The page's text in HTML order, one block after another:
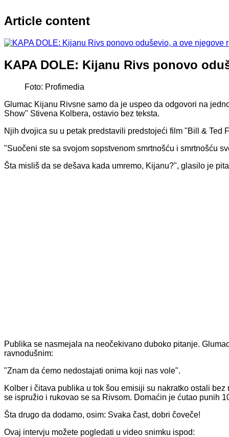
Article content
KAPA DOLE: Kijanu Rivs ponovo
Foto: Profimedia
Glumac Kijanu Rivsne samo da je uspeo da odgovori na
Show" Stivena Kolbera, ostavio bez teksta.
Njih dvojica su u petak predstavili predstojeći film "Bill & Ted
"Suočeni ste sa svojom sopstvenom smrtnošću i smrtnošću
Šta misliš da se dešava kada umremo, Kijanu?", glasilo je
Publika se nasmejala na neočekivano duboko pitanje.
ravnodušnim:
"Znam da ćemo nedostajati onima koji nas vole".
Kolber i čitava publika u tok šou emisiji su nakratko ostali
se ispružio i rukovao se sa Rivsom. Domaćin je ćutao punih
Šta drugo da dodamo, osim: Svaka čast, dobri čoveče!
Ovaj intervju možete pogledati u video snimku ispod: